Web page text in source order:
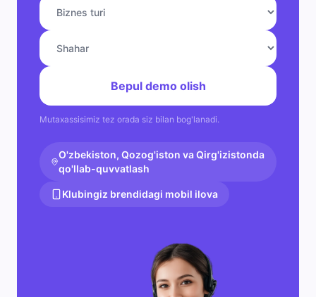
Bepul demo olish
Mutaxassisimiz tez orada siz bilan bog'lanadi.
O'zbekiston, Qozog'iston va Qirg'izistonda
qo'llab-quvvatlash
Klubingiz brendidagi mobil ilova